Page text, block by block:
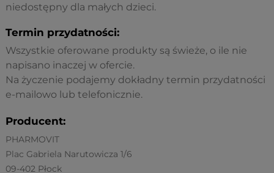
niedostępny dla małych dzieci.
Termin przydatności:
Wszystkie oferowane produkty są świeże, o ile nie
napisano inaczej w ofercie.
Na życzenie podajemy dokładny termin przydatności
e-mailowo lub telefonicznie.
Producent:
PHARMOVIT
Plac Gabriela Narutowicza 1/6
09-402 Płock